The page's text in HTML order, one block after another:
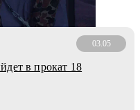
03.05
в прокат 18